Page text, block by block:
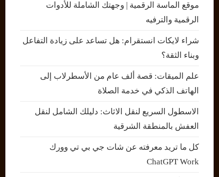
موقع الماسة الرقمية | وجهتك الشاملة للأدوات
الرقمية والترفيه
شراء لايكات انستقرام: هل تساعد على زيادة التفاعل
وبناء الثقة؟
علم الميقات: قصة ألف عام من الأسطرلاب إلى
الهاتف الذكي في خدمة الصلاة
الاسطول السريع لنقل الاثاث: دليلك الشامل لنقل
العفش بالمنطقة الشرقية
كل ما تريد معرفته عن شات جي بي تي وورك
ChatGPT Work